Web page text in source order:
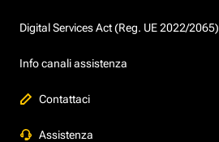
Digital Services Act (Reg. UE 2022/2065)
Info canali assistenza
Contattaci
Assistenza